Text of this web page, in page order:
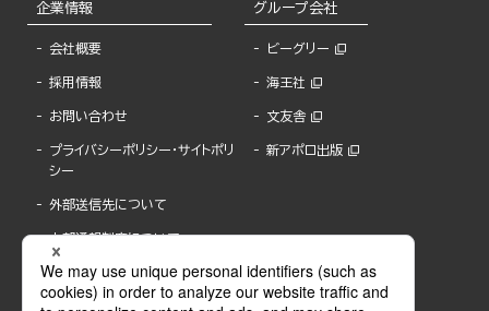
企業情報
会社概要
採用情報
お問い合わせ
プライバシーポリシー・サイトポリ
シー
外部送信先について
内部通報制度について
グループ会社
ビーグリー
海王社
文友舎
新アポロ出版